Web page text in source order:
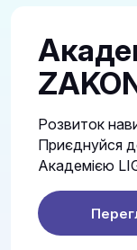
Розвиток
Приєднуйся
Академією